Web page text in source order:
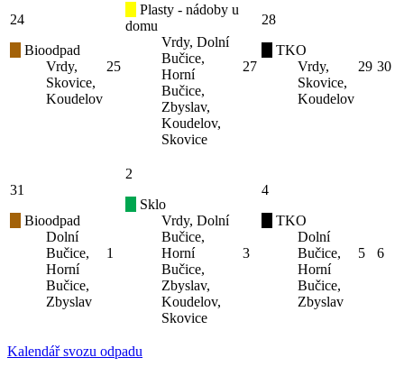
24
Bioodpad
Vrdy,
Skovice,
Koudelov
25
Plasty - nádoby u
domu
Vrdy, Dolní
Bučice,
Horní
Bučice,
Zbyslav,
Koudelov,
Skovice
27
28
TKO
Vrdy,
Skovice,
Koudelov
29 30
31
Bioodpad
Dolní
Bučice,
Horní
Bučice,
Zbyslav
1
2
Sklo
Vrdy, Dolní
Bučice,
Horní
Bučice,
Zbyslav,
Koudelov,
Skovice
3
4
TKO
Dolní
Bučice,
Horní
Bučice,
Zbyslav
5 6
Kalendář svozu odpadu